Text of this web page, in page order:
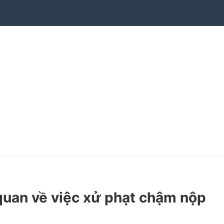
về việc xử phạt chậm nộp